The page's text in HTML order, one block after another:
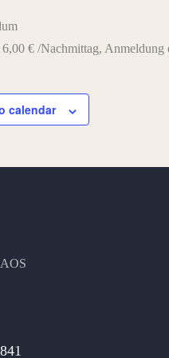
€ /Nachmittag, Anmeldung
calendar